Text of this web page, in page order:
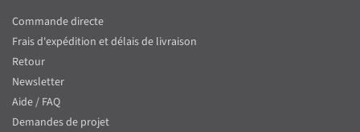
Commande directe
Frais d'expédition et délais de livraison
Retour
Newsletter
Aide / FAQ
Demandes de projet